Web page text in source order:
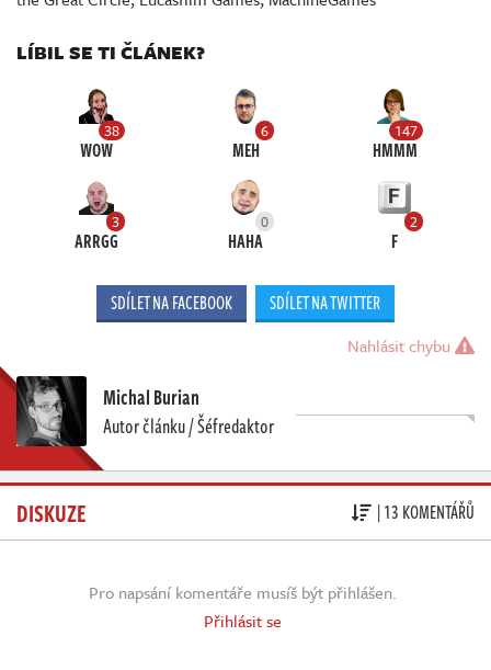
LÍBIL SE TI ČLÁNEK?
38
WOW
6
MEH
147
HMMM
3
ARRGG
0
HAHA
2
F
SDÍLET NA FACEBOOK SDÍLET NA TWITTER
Nahlásit chybu
Michal Burian
Autor článku / Šéfredaktor
DISKUZE | 13 KOMENTÁŘŮ
Pro napsání komentáře musíš být přihlášen.
Přihlásit se